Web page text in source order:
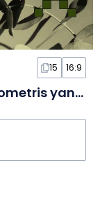
15 16:9
Portofolio Art Director Iklan Geometris yang Imut dalam Slide